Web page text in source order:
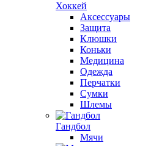
Хоккей
Аксессуары
Защита
Клюшки
Коньки
Медицина
Одежда
Перчатки
Сумки
Шлемы
Гандбол
Мячи